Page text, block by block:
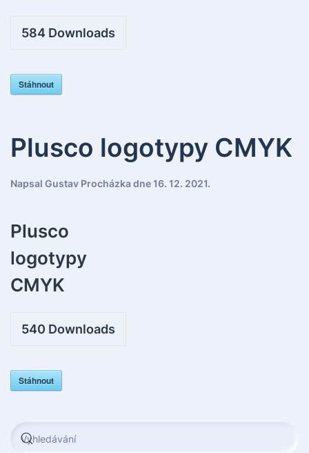
584 Downloads
Stáhnout
Plusco logotypy CMYK
Napsal Gustav Procházka dne16. 12. 2021.
Plusco
logotypy
CMYK
540 Downloads
Stáhnout